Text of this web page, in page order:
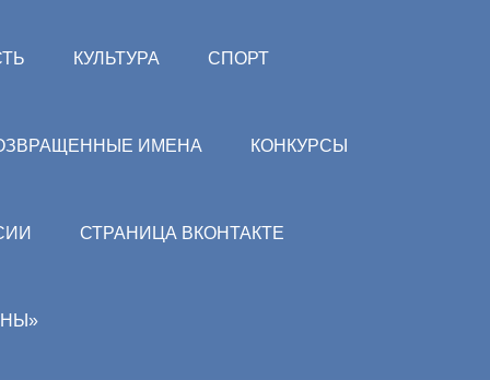
КУЛЬТУРА СПОРТ
ИМЕНА КОНКУРСЫ
СТРАНИЦА ВКОНТАКТЕ